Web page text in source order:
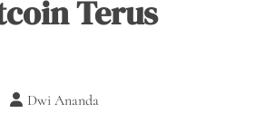
Terus
Dwi Ananda